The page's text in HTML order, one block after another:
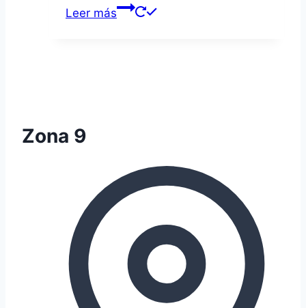
Leer más
Zona 9